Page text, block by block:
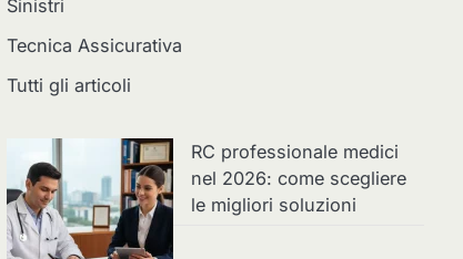
Sinistri
Tecnica Assicurativa
Tutti gli articoli
RC professionale medici
nel 2026: come scegliere
le migliori soluzioni